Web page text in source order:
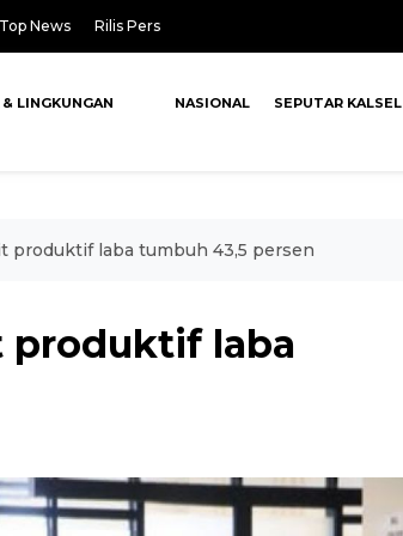
Top News Rilis Pers
LINGKUNGAN
NASIONAL SEPUTAR KALSEL
produktif laba tumbuh 43,5 persen
produktif laba